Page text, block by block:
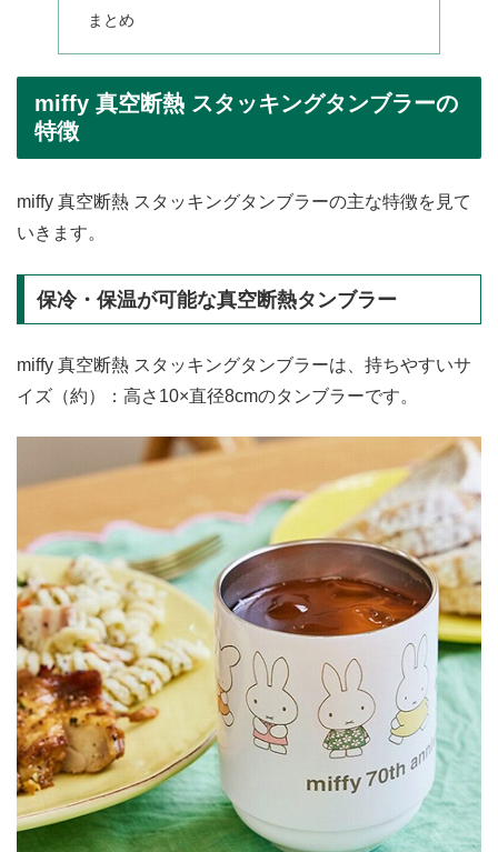
まとめ
miffy 真空断熱 スタッキングタンブラーの
特徴
miffy 真空断熱 スタッキングタンブラーの主な特徴を見て
いきます。
保冷・保温が可能な真空断熱タンブラー
miffy 真空断熱 スタッキングタンブラーは、持ちやすいサ
イズ（約）：高さ10×直径8cmのタンブラーです。